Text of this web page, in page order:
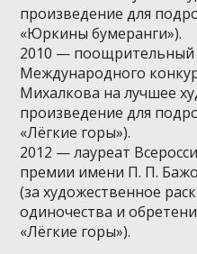
произведение для
«Юркины бумеранги»).
2010 — поощрительный
Международного
Михалкова на лучшее
произведение для
«Лёгкие горы»).
2012 — лауреат
премии имени П. П.
(за художественное
одиночества и
«Лёгкие горы»).